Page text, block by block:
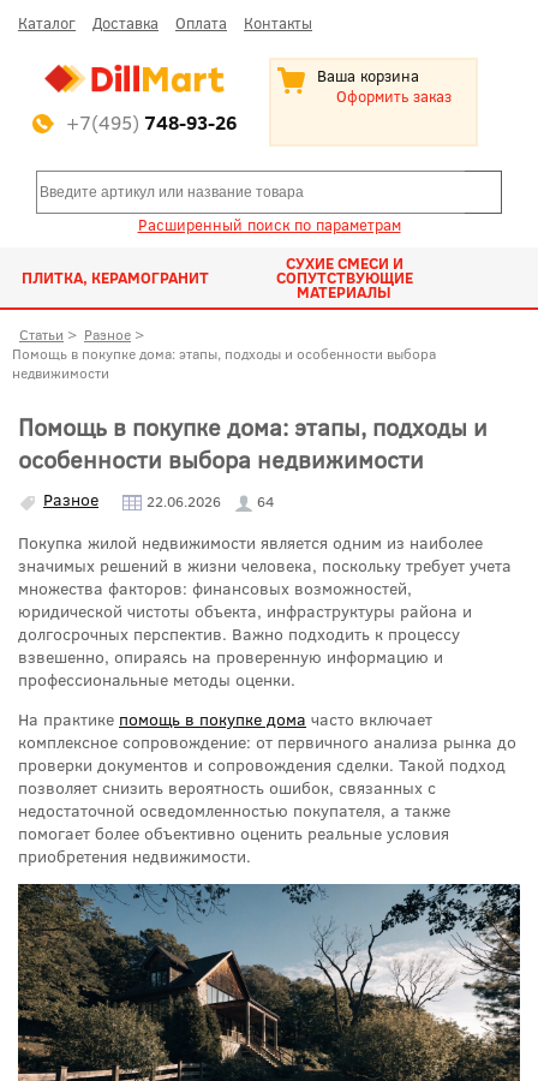
Каталог Доставка Оплата Контакты
+7(495) 748-93-26
Ваша корзина
Оформить заказ
Расширенный поиск по параметрам
ПЛИТКА, КЕРАМОГРАНИТ
СУХИЕ СМЕСИ И
СОПУТСТВУЮЩИЕ
МАТЕРИАЛЫ
Статьи > Разное >
Помощь в покупке дома: этапы, подходы и особенности выбора
недвижимости
Помощь в покупке дома: этапы, подходы и
особенности выбора недвижимости
Разное 22.06.2026 64
Покупка жилой недвижимости является одним из наиболее
значимых решений в жизни человека, поскольку требует учета
множества факторов: финансовых возможностей,
юридической чистоты объекта, инфраструктуры района и
долгосрочных перспектив. Важно подходить к процессу
взвешенно, опираясь на проверенную информацию и
профессиональные методы оценки.
На практике помощь в покупке дома часто включает
комплексное сопровождение: от первичного анализа рынка до
проверки документов и сопровождения сделки. Такой подход
позволяет снизить вероятность ошибок, связанных с
недостаточной осведомленностью покупателя, а также
помогает более объективно оценить реальные условия
приобретения недвижимости.